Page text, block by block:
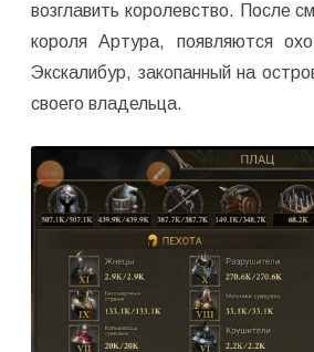
возглавить королевство. После
короля Артура, появляются
Экскалибур, закопанный на
своего владельца.